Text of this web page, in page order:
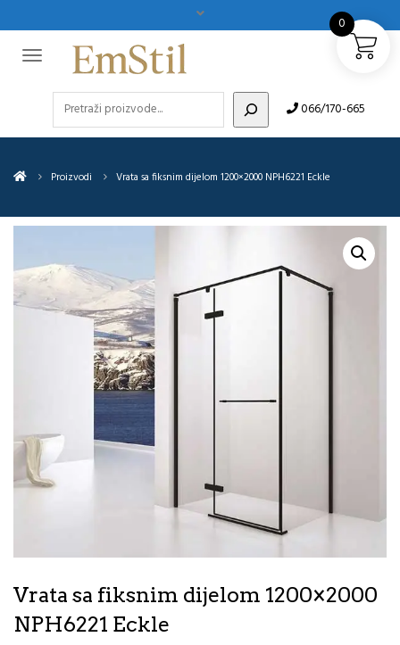
066/170-665
Proizvodi Vrata sa fiksnim dijelom 1200×2000 NPH6221 Eckle
Vrata sa fiksnim dijelom 1200×2000
NPH6221 Eckle
0